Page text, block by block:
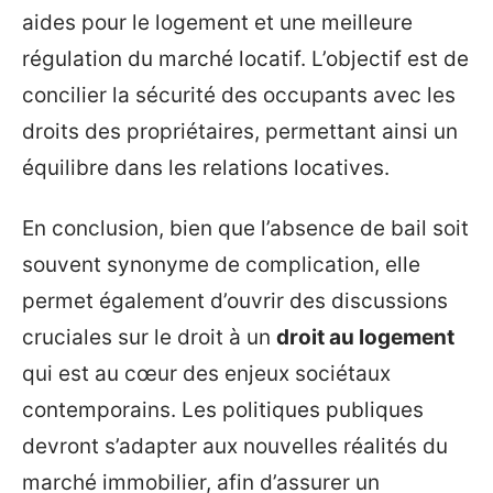
aides pour le logement et une meilleure
régulation du marché locatif. L’objectif est de
concilier la sécurité des occupants avec les
droits des propriétaires, permettant ainsi un
équilibre dans les relations locatives.
En conclusion, bien que l’absence de bail soit
souvent synonyme de complication, elle
permet également d’ouvrir des discussions
cruciales sur le droit à un droit au logement
qui est au cœur des enjeux sociétaux
contemporains. Les politiques publiques
devront s’adapter aux nouvelles réalités du
marché immobilier, afin d’assurer un